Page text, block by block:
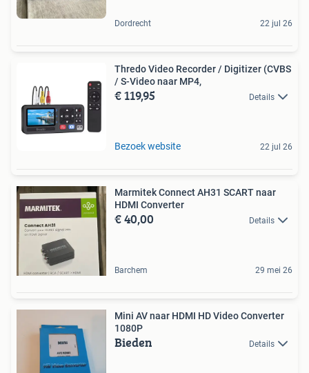
Dordrecht 22 jul 26
Thredo Video Recorder / Digitizer (CVBS
/ S-Video naar MP4,
€ 119,95 Details
Bezoek website 22 jul 26
Marmitek Connect AH31 SCART naar
HDMI Converter
€ 40,00 Details
Barchem 29 mei 26
Mini AV naar HDMI HD Video Converter
1080P
Bieden Details